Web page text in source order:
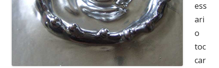
ess
ari
o
toc
car